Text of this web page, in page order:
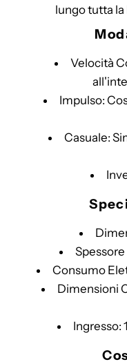
lungo tutta la
Velocità
Impulso:
Casuale:
Consumo
Dimensioni
Ingresso: